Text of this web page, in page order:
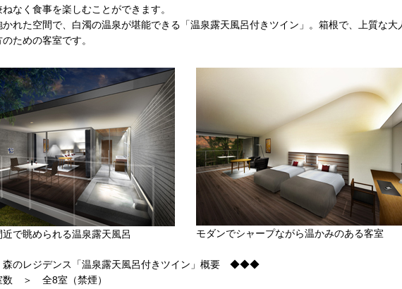
ねなく食事を楽しむことができます。
れた空間で、白濁の温泉が堪能できる「温泉露天風呂付きツイン」。箱根で、上質な大
のための客室です。
近で眺められる温泉露天風呂 モダンでシャープながら温かみのある客室
レジデンス「温泉露天風呂付きツイン」概要 ◆◆◆
＞ 全8室（禁煙）